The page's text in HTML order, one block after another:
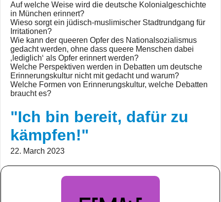
Auf welche Weise wird die deutsche Kolonialgeschichte
in München erinnert?
Wieso sorgt ein jüdisch-muslimischer Stadtrundgang für
Irritationen?
Wie kann der queeren Opfer des Nationalsozialismus
gedacht werden, ohne dass queere Menschen dabei
‚lediglich‘ als Opfer erinnert werden?
Welche Perspektiven werden in Debatten um deutsche
Erinnerungskultur nicht mit gedacht und warum?
Welche Formen von Erinnerungskultur, welche Debatten
braucht es?
"Ich bin bereit, dafür zu
kämpfen!"
22. March 2023